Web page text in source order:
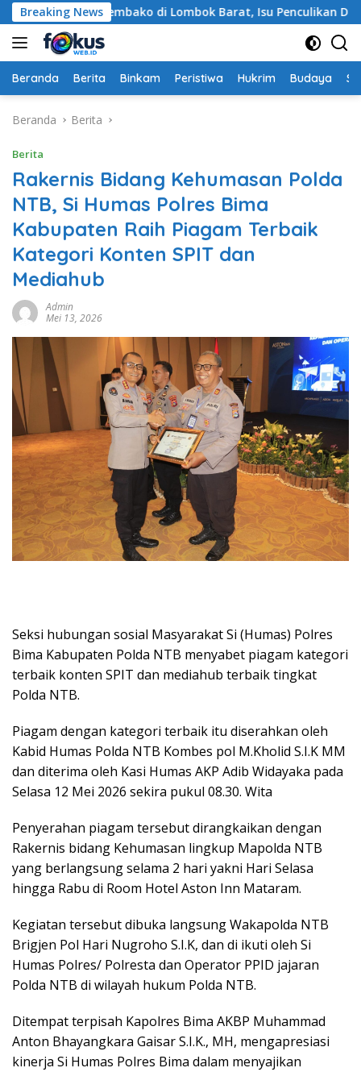
Langsung
ke
konten
Breaking News
Sembako di Lombok Barat, Isu Penculikan Dipastikan
Beranda Berita Binkam Peristiwa Hukrim Budaya
Beranda Berita
Berita
Rakernis Bidang Kehumasan Polda
NTB, Si Humas Polres Bima
Kabupaten Raih Piagam Terbaik
Kategori Konten SPIT dan
Mediahub
Admin
Mei 13, 2026
Seksi hubungan sosial Masyarakat Si (Humas) Polres
Bima Kabupaten Polda NTB menyabet piagam kategori
terbaik konten SPIT dan mediahub terbaik tingkat
Polda NTB.
Piagam dengan kategori terbaik itu diserahkan oleh
Kabid Humas Polda NTB Kombes pol M.Kholid S.I.K MM
dan diterima oleh Kasi Humas AKP Adib Widayaka pada
Selasa 12 Mei 2026 sekira pukul 08.30. Wita
Penyerahan piagam tersebut dirangkaikan dengan
Rakernis bidang Kehumasan lingkup Mapolda NTB
yang berlangsung selama 2 hari yakni Hari Selasa
hingga Rabu di Room Hotel Aston Inn Mataram.
Kegiatan tersebut dibuka langsung Wakapolda NTB
Brigjen Pol Hari Nugroho S.I.K, dan di ikuti oleh Si
Humas Polres/ Polresta dan Operator PPID jajaran
Polda NTB di wilayah hukum Polda NTB.
Ditempat terpisah Kapolres Bima AKBP Muhammad
Anton Bhayangkara Gaisar S.I.K., MH, mengapresiasi
kinerja Si Humas Polres Bima dalam menyajikan